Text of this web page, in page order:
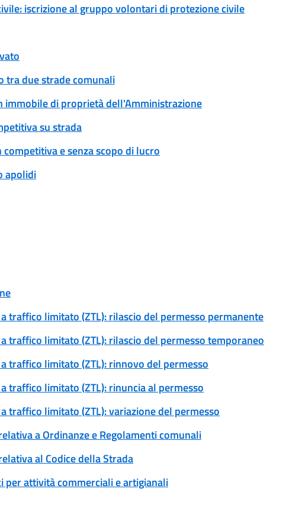
iscrizione al gruppo volontari di protezione civile
tra due strade comunali
immobile di proprietà dell'Amministrazione
su strada
e senza scopo di lucro
apolidi
traffico limitato (ZTL): rilascio del permesso permanente
traffico limitato (ZTL): rilascio del permesso temporaneo
traffico limitato (ZTL): rinnovo del permesso
traffico limitato (ZTL): rinuncia al permesso
traffico limitato (ZTL): variazione del permesso
a Ordinanze e Regolamenti comunali
al Codice della Strada
per attività commerciali e artigianali